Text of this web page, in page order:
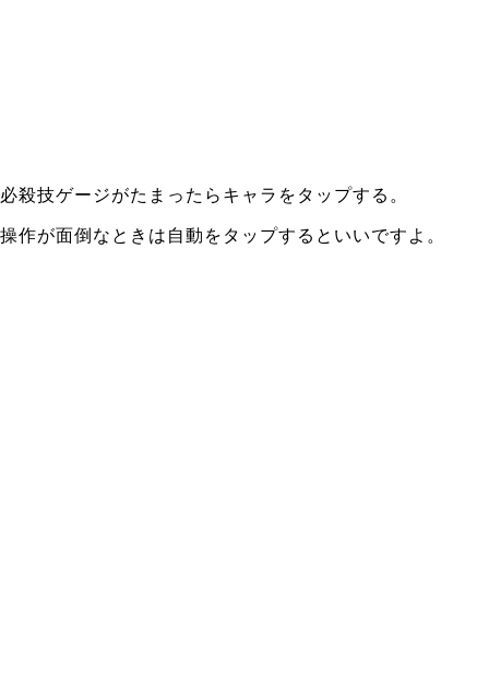
必殺技ゲージがたまったらキャラをタップする。
操作が面倒なときは自動をタップするといいですよ。